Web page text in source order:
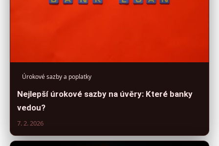
Úrokové sazby a poplatky
Nejlepší úrokové sazby na úvěry: Které banky
vedou?
7. 2. 2026